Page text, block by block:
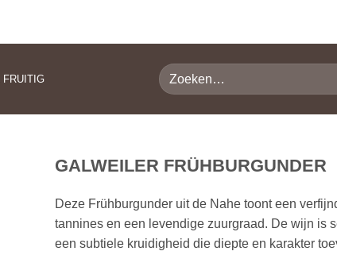
FRUITIG
Zoeken
naar:
GALWEILER FRÜHBURGUNDER
Deze Frühburgunder uit de Nahe toont een
tannines en een levendige zuurgraad. De wijn is
een subtiele kruidigheid die diepte en karakter